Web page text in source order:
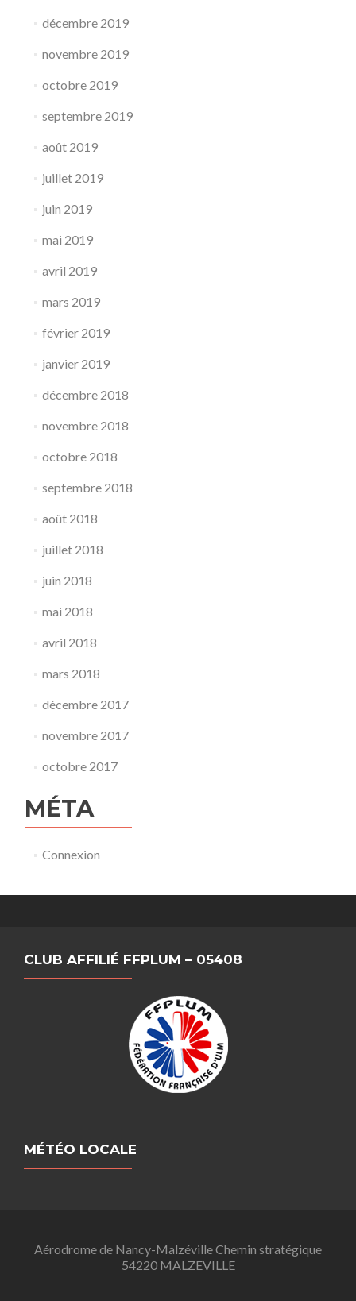
décembre 2019
novembre 2019
octobre 2019
septembre 2019
août 2019
juillet 2019
juin 2019
mai 2019
avril 2019
mars 2019
février 2019
janvier 2019
décembre 2018
novembre 2018
octobre 2018
septembre 2018
août 2018
juillet 2018
juin 2018
mai 2018
avril 2018
mars 2018
décembre 2017
novembre 2017
octobre 2017
MÉTA
Connexion
CLUB AFFILIÉ FFPLUM – 05408
MÉTÉO LOCALE
Aérodrome de Nancy-Malzéville Chemin stratégique
54220 MALZEVILLE